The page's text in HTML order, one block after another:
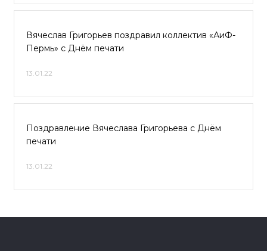
Вячеслав Григорьев поздравил коллектив «АиФ-
Пермь» с Днём печати
13.01.22
Поздравление Вячеслава Григорьева с Днём
печати
13.01.22